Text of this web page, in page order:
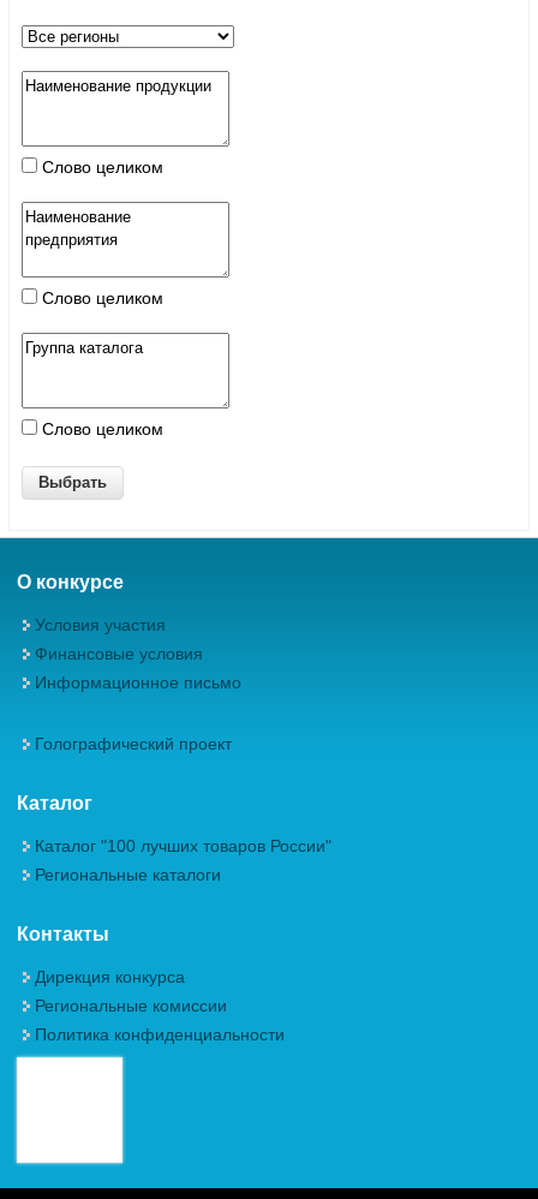
Слово целиком
Слово целиком
Слово целиком
О конкурсе
Условия участия
Финансовые условия
Информационное письмо
Голографический проект
Каталог
Каталог "100 лучших товаров России"
Региональные каталоги
Контакты
Дирекция конкурса
Региональные комиссии
Политика конфиденциальности